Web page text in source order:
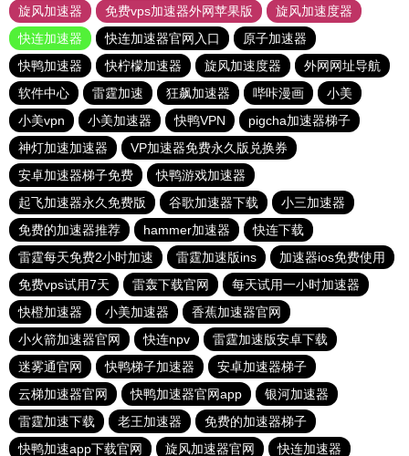
旋风加速器
免费vps加速器外网苹果版
旋风加速度器
快连加速器
快连加速器官网入口
原子加速器
快鸭加速器
快柠檬加速器 旋风加速度器
外网网址导航
软件中心
雷霆加速 狂飙加速器 哔咔漫画
小美
小美vpn
小美加速器 快鸭VPN
pigcha加速器梯子
神灯加速加速器
VP加速器免费永久版兑换券
安卓加速器梯子免费
快鸭游戏加速器
起飞加速器永久免费版
谷歌加速器下载
小三加速器
免费的加速器推荐
hammer加速器
快连下载
雷霆每天免费2小时加速
雷霆加速版ins
加速器ios免费使用
免费vps试用7天
雷轰下载官网
每天试用一小时加速器
快橙加速器
小美加速器
香蕉加速器官网
小火箭加速器官网
快连npv
雷霆加速版安卓下载
迷雾通官网
快鸭梯子加速器
安卓加速器梯子
云梯加速器官网
快鸭加速器官网app
银河加速器
雷霆加速下载
老王加速器
免费的加速器梯子
快鸭加速app下载官网
旋风加速器官网 快连加速器